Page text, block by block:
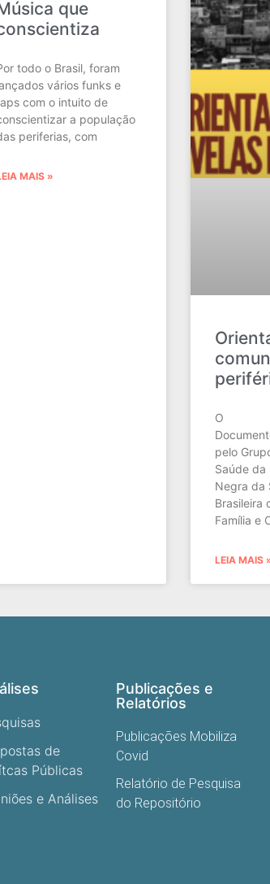
que
todo o Brasil, foram
vários funks e
com o intuito de
a população
periferias, com
MAIS »
O
pelo
Saúde da
Negra da
Brasileira
Família e
LEIA MAIS
de
Públicas
e Análises
Publicações e
Relatórios
Publicações Mobiliza
Covid
Relatório de Pesquisa
do Repositório